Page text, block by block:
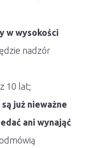
w wysokości
nadzór
10 lat;
już nieważne
ani wynająć